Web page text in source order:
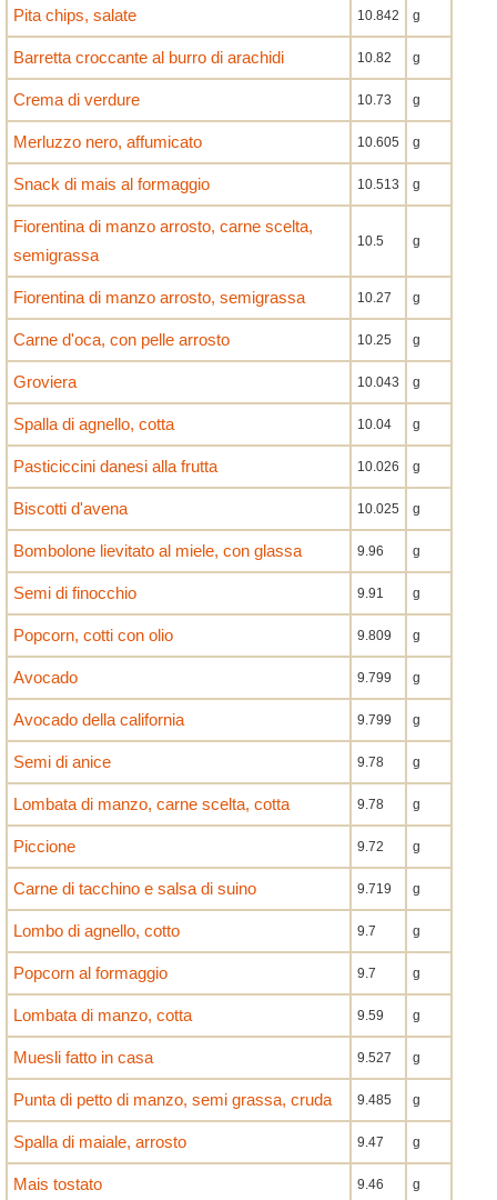
Pita chips, salate 10.842 g
Barretta croccante al burro di arachidi 10.82 g
Crema di verdure 10.73 g
Merluzzo nero, affumicato 10.605 g
Snack di mais al formaggio 10.513 g
Fiorentina di manzo arrosto, carne scelta,
semigrassa
10.5 g
Fiorentina di manzo arrosto, semigrassa 10.27 g
Carne d'oca, con pelle arrosto 10.25 g
Groviera 10.043 g
Spalla di agnello, cotta 10.04 g
Pasticiccini danesi alla frutta 10.026 g
Biscotti d'avena 10.025 g
Bombolone lievitato al miele, con glassa 9.96 g
Semi di finocchio 9.91 g
Popcorn, cotti con olio 9.809 g
Avocado 9.799 g
Avocado della california 9.799 g
Semi di anice 9.78 g
Lombata di manzo, carne scelta, cotta 9.78 g
Piccione 9.72 g
Carne di tacchino e salsa di suino 9.719 g
Lombo di agnello, cotto 9.7 g
Popcorn al formaggio 9.7 g
Lombata di manzo, cotta 9.59 g
Muesli fatto in casa 9.527 g
Punta di petto di manzo, semi grassa, cruda 9.485 g
Spalla di maiale, arrosto 9.47 g
Mais tostato 9.46 g